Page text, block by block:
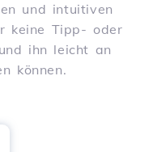
und intuitiven
keine Tipp- oder
ihn leicht an
können.